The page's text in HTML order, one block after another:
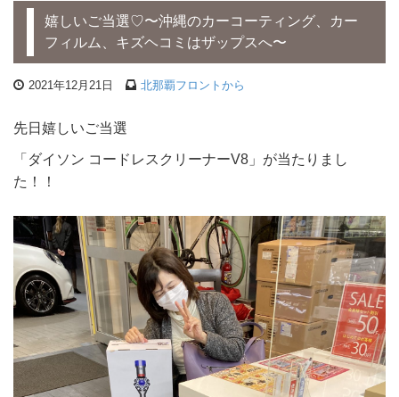
嬉しいご当選♡〜沖縄のカーコーティング、カー
フィルム、キズヘコミはザップスへ〜
2021年12月21日 北那覇フロントから
先日嬉しいご当選
「ダイソン コードレスクリーナーV8」が当たりまし
た！！